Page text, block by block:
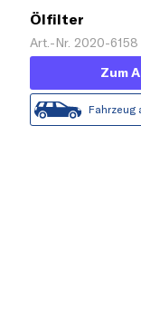
Ölfilter
Art.-Nr. 2020-6158
Zum
Fahrzeug